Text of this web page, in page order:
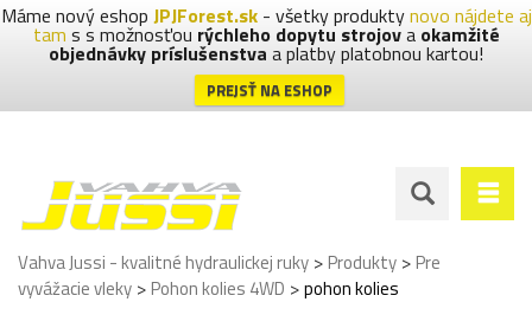
Máme nový eshop JPJForest.sk- všetky produktynovo nájdete aj
tam s s možnosťou rýchleho dopytu strojova okamžité
objednávky príslušenstva a platby platobnou kartou!
PREJSŤ NA ESHOP
Vahva Jussi - kvalitné hydraulickej ruky >Produkty >Pre
vyvážacie vleky >Pohon kolies 4WD >pohon kolies